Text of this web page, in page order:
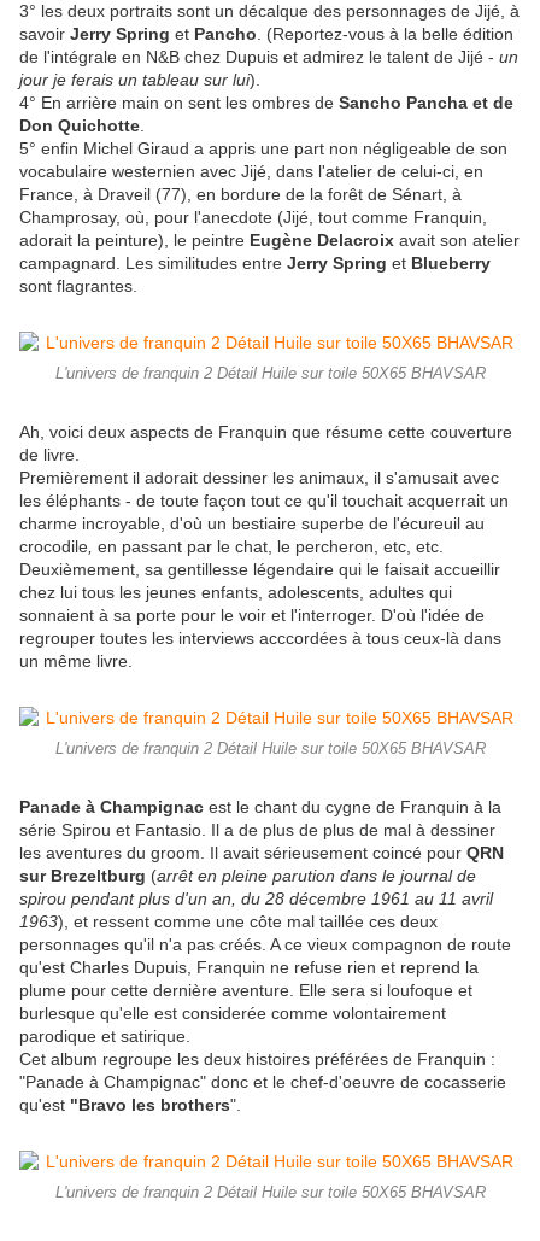
3° les deux portraits sont un décalque des personnages de Jijé, à
savoir Jerry Spring et Pancho . (Reportez-vous à la belle édition
de l'intégrale en N&B chez Dupuis et admirez le talent de Jijé - un
jour je ferais un tableau sur lui).
4° En arrière main on sent les ombres de Sancho Pancha et de
Don Quichotte
5° enfin Michel Giraud a appris une part non négligeable de son
vocabulaire westernien avec Jijé, dans l'atelier de celui-ci, en
France, à Draveil (77), en bordure de la forêt de Sénart, à
Champrosay, où, pour l'anecdote (Jijé, tout comme Franquin,
adorait la peinture), le peintre Eugène Delacroix avait son atelier
campagnard. Les similitudes entre Jerry Spring et Blueberry
sont flagrantes.
L'univers de franquin 2 Détail Huile sur toile 50X65 BHAVSAR
Ah, voici deux aspects de Franquin que résume cette couverture
de livre.
Premièrement il adorait dessiner les animaux, il s'amusait avec
les éléphants - de toute façon tout ce qu'il touchait acquerrait un
charme incroyable, d'où un bestiaire superbe de l'écureuil au
crocodile en passant par le chat, le percheron, etc, etc.
Deuxièmement, sa gentillesse légendaire qui le faisait accueillir
chez lui tous les jeunes enfants, adolescents, adultes qui
sonnaient à sa porte pour le voir et l'interroger. D'où l'idée de
regrouper toutes les interviews acccordées à tous ceux-là dans
un même livre.
L'univers de franquin 2 Détail Huile sur toile 50X65 BHAVSAR
Panade à Champignac est le chant du cygne de Franquin à la
série Spirou et Fantasio. Il a de plus de plus de mal à dessiner
les aventures du groom. Il avait sérieusement coincé pour QRN
sur Brezeltburg (arrêt en pleine parution dans le journal de
spirou pendant plus d'un an, du 28 décembre 1961 au 11 avril
1963), et ressent comme une côte mal taillée ces deux
personnages qu'il n'a pas créés. A ce vieux compagnon de route
qu'est Charles Dupuis, Franquin ne refuse rien et reprend la
plume pour cette dernière aventure. Elle sera si loufoque et
burlesque qu'elle est considerée comme volontairement
parodique et satirique.
Cet album regroupe les deux histoires préférées de Franquin :
"Panade à Champignac" donc et le chef-d'oeuvre de cocasserie
qu'est "Bravo les brothers".
L'univers de franquin 2 Détail Huile sur toile 50X65 BHAVSAR